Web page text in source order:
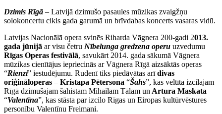
Dzimis Rīgā – Latvijā dzimušo pasaules mūzikas zvaigžņu
solokoncertu cikls gada garumā un brīvdabas koncerts vasaras vidū.
Latvijas Nacionālā opera svinēs Riharda Vāgnera 200-gadi 2013.
gada jūnijā ar visu četru Nībelunga gredzena operu uzvedumu
Rīgas Operas festivālā, savukārt 2014. gada sākumā Vāgnera
mūzikas cienītājus iepriecinās ar Vāgnera Rīgā aizsāktās operas
“Rienzi” iestudējumu. Rudenī tiks piedāvātas arīdivas
oriģināloperas – Kristapa Pētersona “Šahs”, kas veltīta izcilajam
Rīgā dzimušajam šahistam Mihailam Tālam un Artura Maskata
“Valentīna”, kas stāsta par izcilo Rīgas un Eiropas kultūrvēstures
personību Valentīnu Freimani.